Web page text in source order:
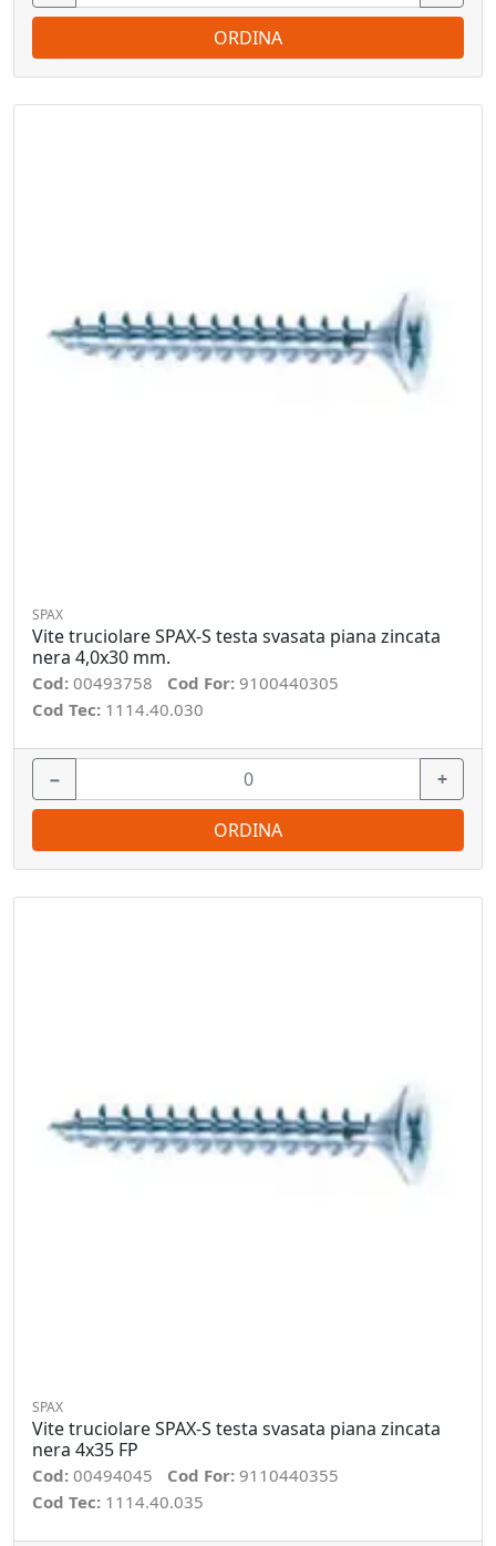
ORDINA
SPAX
Vite truciolare SPAX-S testa svasata piana zincata
nera 4,0x30 mm.
Cod: 00493758 Cod For: 9100440305
Cod Tec: 1114.40.030
− +
ORDINA
SPAX
Vite truciolare SPAX-S testa svasata piana zincata
nera 4x35 FP
Cod: 00494045 Cod For: 9110440355
Cod Tec: 1114.40.035